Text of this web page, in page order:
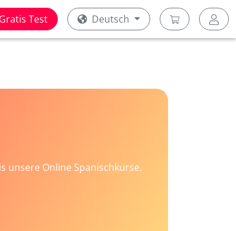
Gratis Test Deutsch
unsere Online Spanischkurse.